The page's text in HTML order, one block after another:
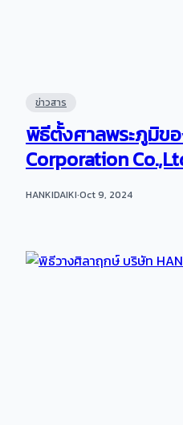
ข่าวสาร
พิธีตั้งศาลพระภูมิข
Corporation
HANKIDAIKI·Oct 9, 2024